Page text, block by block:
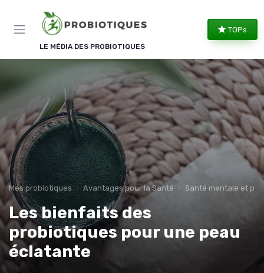
LE MÉDIA DES PROBIOTIQUES
TOPs
Mes probiotiques Avantages pour la Santé Santé mentale et
Les bienfaits des
probiotiques pour une peau
éclatante